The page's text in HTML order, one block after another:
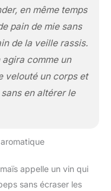
en même temps
pain de mie sans
de la veille rassis.
agira comme un
velouté un corps et
en altérer le
appelle un vin qui
sans écraser les